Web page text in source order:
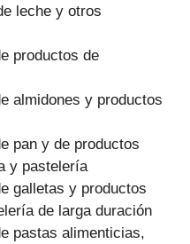
leche y otros
productos de
almidones y productos
pan y de productos
y pastelería
galletas y productos
de larga duración
pastas alimenticias,